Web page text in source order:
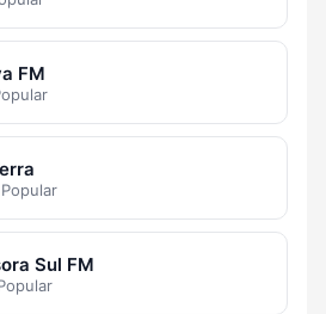
FM
Popular
Sul FM